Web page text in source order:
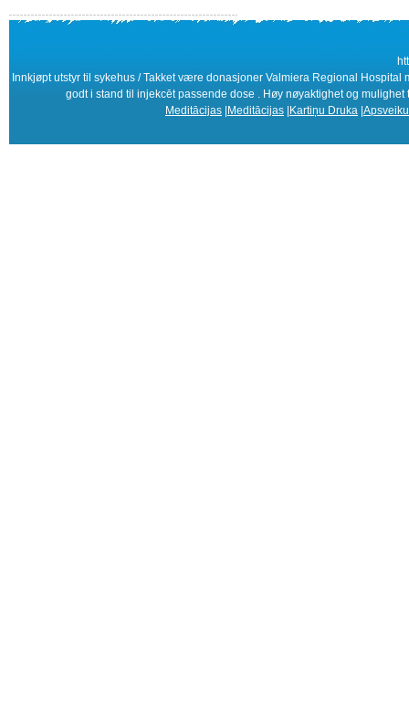
Innkjøpt utstyr til sykehus / Takket være donasjoner Valmiera Regional
godt i stand til injekcēt passende dose . Høy nøyaktighet og
Meditācijas Meditācijas Kartiņu Druka